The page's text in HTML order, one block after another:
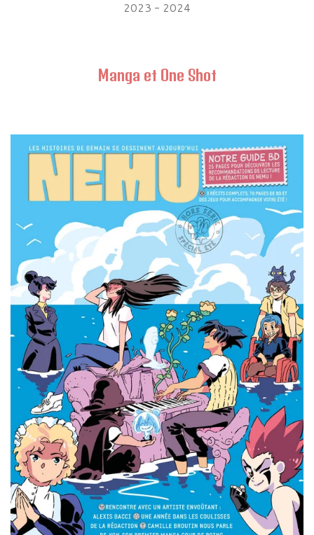
2023 - 2024
Manga et One Shot